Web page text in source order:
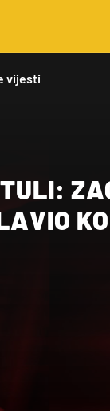
vijesti